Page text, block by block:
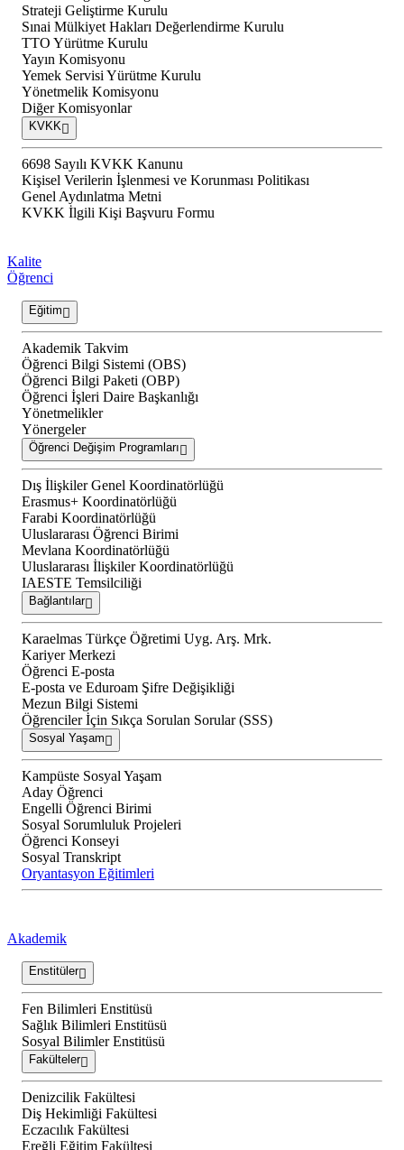
Strateji Geliştirme Kurulu
Sınai Mülkiyet Hakları Değerlendirme Kurulu
TTO Yürütme Kurulu
Yayın Komisyonu
Yemek Servisi Yürütme Kurulu
Yönetmelik Komisyonu
Diğer Komisyonlar
KVKK
6698 Sayılı KVKK Kanunu
Kişisel Verilerin İşlenmesi ve Korunması Politikası
Genel Aydınlatma Metni
KVKK İlgili Kişi Başvuru Formu
Kalite
Öğrenci
Eğitim
Akademik Takvim
Öğrenci Bilgi Sistemi (OBS)
Öğrenci Bilgi Paketi (OBP)
Öğrenci İşleri Daire Başkanlığı
Yönetmelikler
Yönergeler
Öğrenci Değişim Programları
Dış İlişkiler Genel Koordinatörlüğü
Erasmus+ Koordinatörlüğü
Farabi Koordinatörlüğü
Uluslararası Öğrenci Birimi
Mevlana Koordinatörlüğü
Uluslararası İlişkiler Koordinatörlüğü
IAESTE Temsilciliği
Bağlantılar
Karaelmas Türkçe Öğretimi Uyg. Arş. Mrk.
Kariyer Merkezi
Öğrenci E-posta
E-posta ve Eduroam Şifre Değişikliği
Mezun Bilgi Sistemi
Öğrenciler İçin Sıkça Sorulan Sorular (SSS)
Sosyal Yaşam
Kampüste Sosyal Yaşam
Aday Öğrenci
Engelli Öğrenci Birimi
Sosyal Sorumluluk Projeleri
Öğrenci Konseyi
Sosyal Transkript
Oryantasyon Eğitimleri
Akademik
Enstitüler
Fen Bilimleri Enstitüsü
Sağlık Bilimleri Enstitüsü
Sosyal Bilimler Enstitüsü
Fakülteler
Denizcilik Fakültesi
Diş Hekimliği Fakültesi
Eczacılık Fakültesi
Ereğli Eğitim Fakültesi